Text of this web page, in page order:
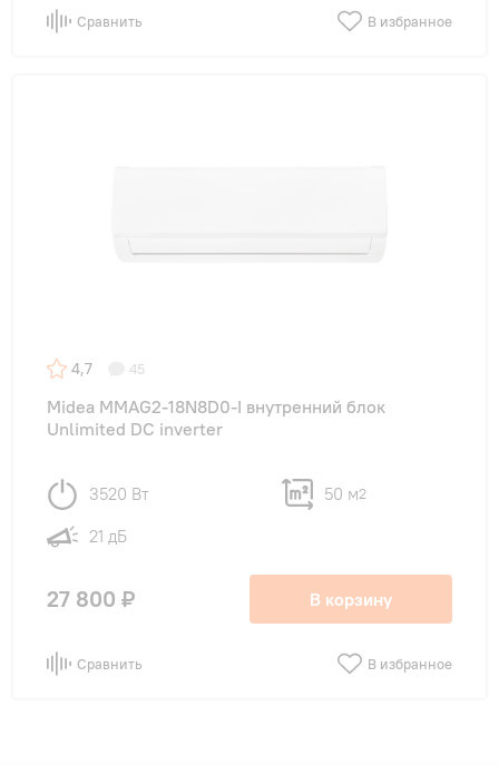
Сравнить В избранное
4,7 45
Midea MMAG2-18N8D0-I внутренний блок
Unlimited DC inverter
3520 Вт 50 м2
21 дБ
27 800 ₽ В корзину
Сравнить В избранное